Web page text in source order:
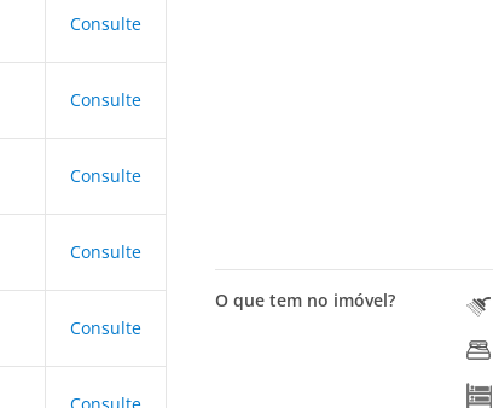
Consulte
Consulte
Consulte
Consulte
Consulte
O que tem no imóvel?